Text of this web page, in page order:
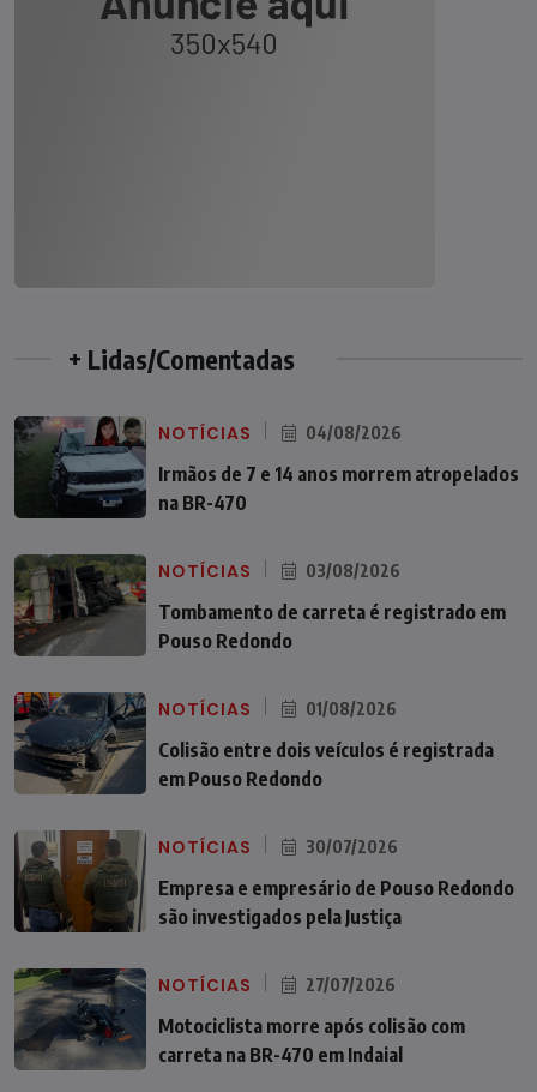
+ Lidas/Comentadas
NOTÍCIAS 04/08/2026
Irmãos de 7 e 14 anos morrem atropelados
na BR-470
NOTÍCIAS 03/08/2026
Tombamento de carreta é registrado em
Pouso Redondo
NOTÍCIAS 01/08/2026
Colisão entre dois veículos é registrada
em Pouso Redondo
NOTÍCIAS 30/07/2026
Empresa e empresário de Pouso Redondo
são investigados pela Justiça
NOTÍCIAS 27/07/2026
Motociclista morre após colisão com
carreta na BR-470 em Indaial